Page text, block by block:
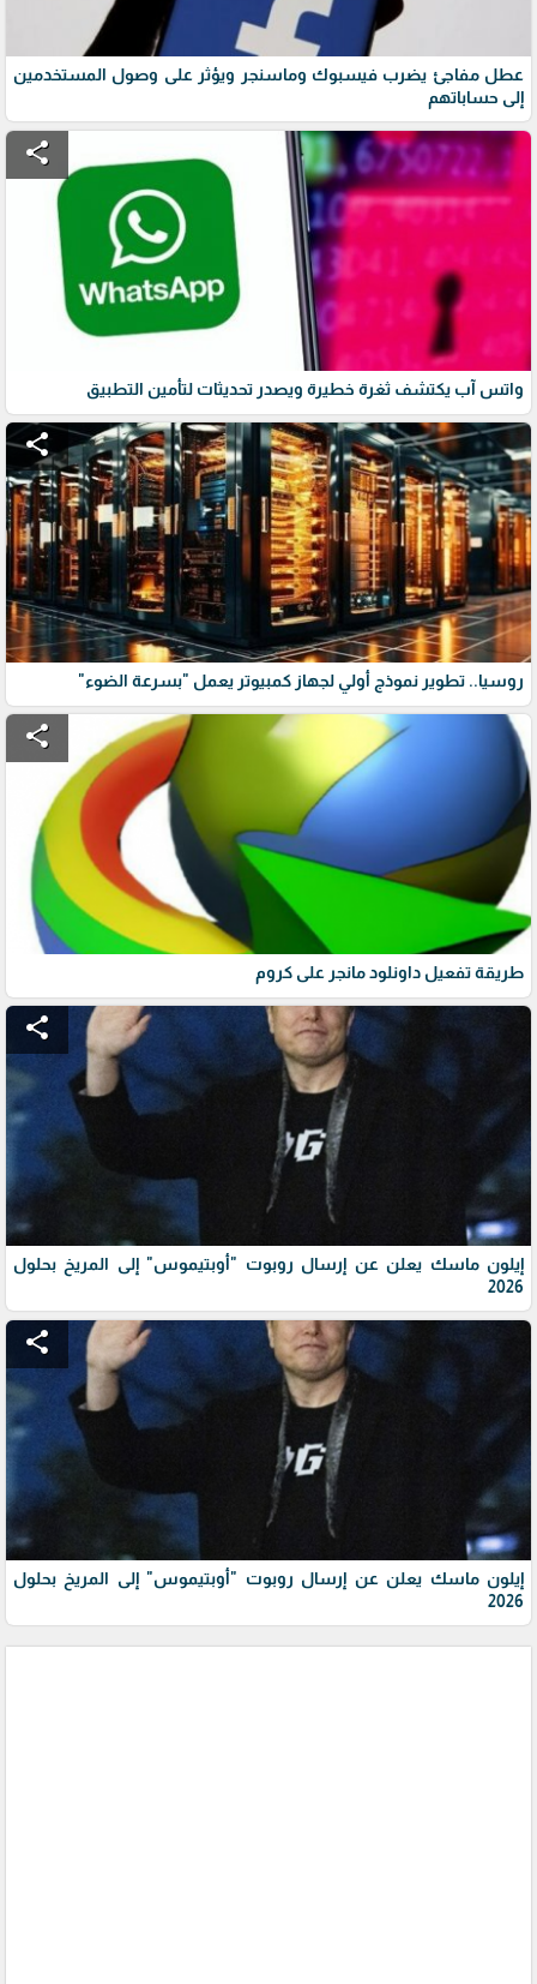
عطل مفاجئ يضرب فيسبوك وماسنجر ويؤثر على وصول المستخدمين
إلى حساباتهم
share
واتس آب يكتشف ثغرة خطيرة ويصدر تحديثات لتأمين التطبيق
share
روسيا.. تطوير نموذج أولي لجهاز كمبيوتر يعمل "بسرعة الضوء"
share
طريقة تفعيل داونلود مانجر على كروم
share
إيلون ماسك يعلن عن إرسال روبوت "أوبتيموس" إلى المريخ بحلول
2026
share
إيلون ماسك يعلن عن إرسال روبوت "أوبتيموس" إلى المريخ بحلول
2026